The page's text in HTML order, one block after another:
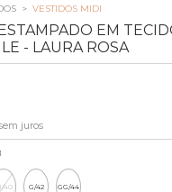
> VESTIDOS MIDI
EM
- LAURA ROSA
juros
40 G/42 GG/44